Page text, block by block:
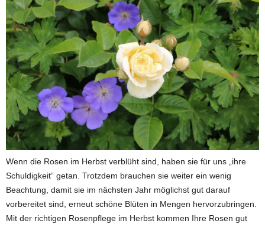
Wenn die Rosen im Herbst verblüht sind, haben sie für uns „ihre
Schuldigkeit“ getan. Trotzdem brauchen sie weiter ein wenig
Beachtung, damit sie im nächsten Jahr möglichst gut darauf
vorbereitet sind, erneut schöne Blüten in Mengen hervorzubringen.
Mit der richtigen Rosenpflege im Herbst kommen Ihre Rosen gut